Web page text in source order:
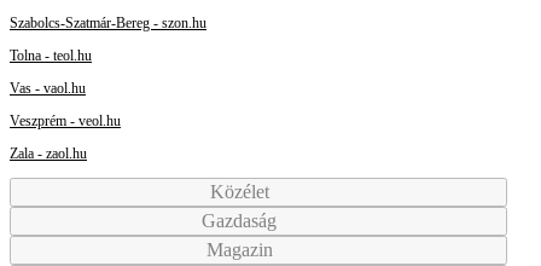
Szabolcs-Szatmár-Bereg - szon.hu
Tolna - teol.hu
Vas - vaol.hu
Veszprém - veol.hu
Zala - zaol.hu
Közélet
Gazdaság
Magazin